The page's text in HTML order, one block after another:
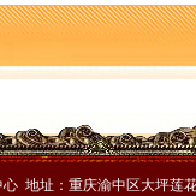
场
跟踪报道
公司称号
效能
测评会
山活动
地址：重庆渝中区大坪莲